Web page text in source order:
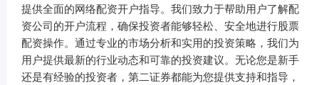
提供全面的网络配资开户指导。我们致力于帮助用户了解配
资公司的开户流程，确保投资者能够轻松、安全地进行股票
配资操作。通过专业的市场分析和实用的投资策略，我们为
用户提供最新的行业动态和可靠的投资建议。无论您是新手
还是有经验的投资者，第二证券都能为您提供支持和指导，